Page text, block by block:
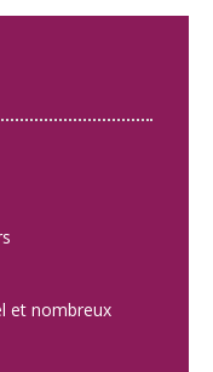
et nombreux